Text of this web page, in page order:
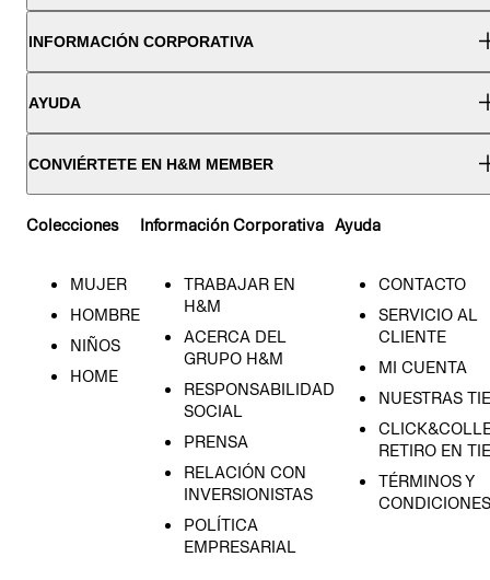
INFORMACIÓN CORPORATIVA
AYUDA
CONVIÉRTETE EN H&M MEMBER
Colecciones
MUJER
HOMBRE
NIÑOS
HOME
Información Corporativa
TRABAJAR EN
H&M
ACERCA DEL
GRUPO H&M
RESPONSABILIDAD
SOCIAL
PRENSA
RELACIÓN CON
INVERSIONISTAS
POLÍTICA
EMPRESARIAL
Ayuda
CONTACTO
SERVICIO AL
CLIENTE
MI CUENTA
NUESTRAS
RETIRO EN
TÉRMINOS Y
CONDICIONES